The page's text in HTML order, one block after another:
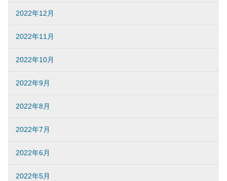
2022年12月
2022年11月
2022年10月
2022年9月
2022年8月
2022年7月
2022年6月
2022年5月